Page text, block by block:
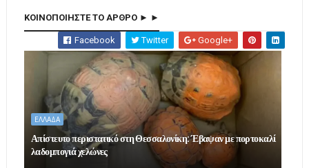
ΚΟΙΝΟΠΟΙΗΣΤΕ ΤΟ ΑΡΘΡΟ ► ►
Facebook Twitter Google+
ΕΛΛΑΔΑ
Απίστευτο περιστατικό στη Θεσσαλονίκη: Έβαψαν με πορτοκαλί
λαδομπογιά χελώνες